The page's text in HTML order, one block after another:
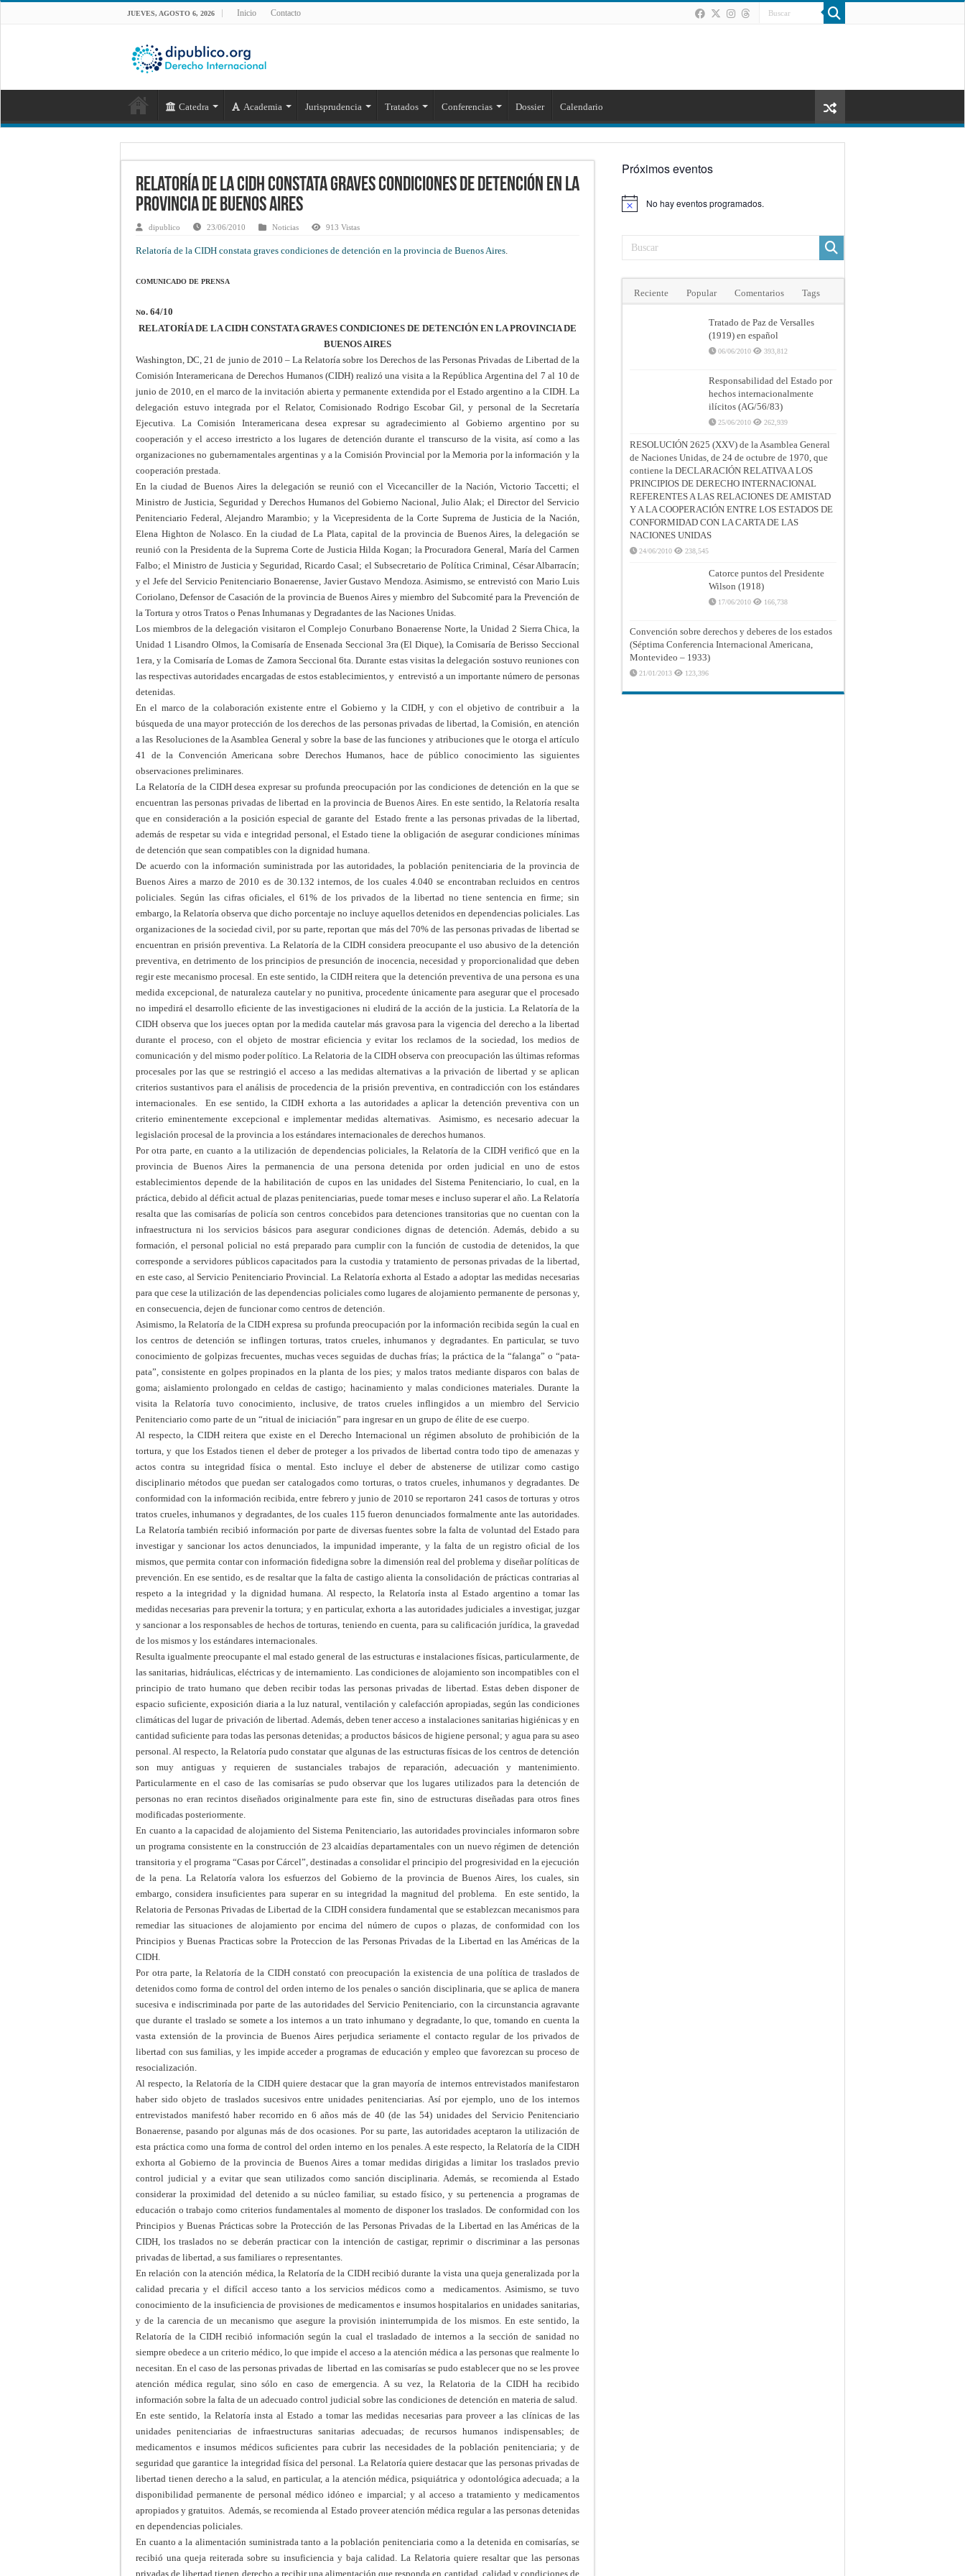
JUEVES, AGOSTO 6, 2026 Inicio Contacto
Catedra Academia Jurisprudencia Tratados Conferencias Dossier Calendario
Relatoría de la CIDH constata graves condiciones de detención en la
provincia de Buenos Aires
dipublico 23/06/2010 Noticias 913 Vistas
Relatoría de la CIDH constata graves condiciones de detención en la provincia de Buenos Aires
COMUNICADO DE PRENSA
No. 64/10
RELATORÍA DE LA CIDH CONSTATA GRAVES CONDICIONES DE DETENCIÓN EN LA PROVINCIA DE
BUENOS AIRES
Washington, DC, 21 de junio de 2010 – La Relatoría sobre los Derechos de las Personas Privadas de Libertad de la
Comisión Interamericana de Derechos Humanos (CIDH) realizó una visita a la República Argentina del 7 al 10 de
junio de 2010, en el marco de la invitación abierta y permanente extendida por el Estado argentino a la CIDH. La
delegación estuvo integrada por el Relator, Comisionado Rodrigo Escobar Gil, y personal de la Secretaría
Ejecutiva. La Comisión Interamericana desea expresar su agradecimiento al Gobierno argentino por su
cooperación y el acceso irrestricto a los lugares de detención durante el transcurso de la visita, así como a las
organizaciones no gubernamentales argentinas y a la Comisión Provincial por la Memoria por la información y la
cooperación prestada.
En la ciudad de Buenos Aires la delegación se reunió con el Vicecanciller de la Nación, Victorio Taccetti; el
Ministro de Justicia, Seguridad y Derechos Humanos del Gobierno Nacional, Julio Alak; el Director del Servicio
Penitenciario Federal, Alejandro Marambio; y la Vicepresidenta de la Corte Suprema de Justicia de la Nación,
Elena Highton de Nolasco. En la ciudad de La Plata, capital de la provincia de Buenos Aires, la delegación se
reunió con la Presidenta de la Suprema Corte de Justicia Hilda Kogan; la Procuradora General, María del Carmen
Falbo; el Ministro de Justicia y Seguridad, Ricardo Casal; el Subsecretario de Política Criminal, César Albarracín;
y el Jefe del Servicio Penitenciario Bonaerense, Javier Gustavo Mendoza. Asimismo, se entrevistó con Mario Luis
Coriolano, Defensor de Casación de la provincia de Buenos Aires y miembro del Subcomité para la Prevención de
la Tortura y otros Tratos o Penas Inhumanas y Degradantes de las Naciones Unidas.
Los miembros de la delegación visitaron el Complejo Conurbano Bonaerense Norte, la Unidad 2 Sierra Chica, la
Unidad 1 Lisandro Olmos, la Comisaría de Ensenada Seccional 3ra (El Dique), la Comisaría de Berisso Seccional
1era, y la Comisaría de Lomas de Zamora Seccional 6ta. Durante estas visitas la delegación sostuvo reuniones con
las respectivas autoridades encargadas de estos establecimientos, y entrevistó a un importante número de personas
detenidas.
En el marco de la colaboración existente entre el Gobierno y la CIDH, y con el objetivo de contribuir a la
búsqueda de una mayor protección de los derechos de las personas privadas de libertad, la Comisión, en atención
a las Resoluciones de la Asamblea General y sobre la base de las funciones y atribuciones que le otorga el artículo
41 de la Convención Americana sobre Derechos Humanos, hace de público conocimiento las siguientes
observaciones preliminares.
La Relatoría de la CIDH desea expresar su profunda preocupación por las condiciones de detención en la que se
encuentran las personas privadas de libertad en la provincia de Buenos Aires. En este sentido, la Relatoría resalta
que en consideración a la posición especial de garante del Estado frente a las personas privadas de la libertad,
además de respetar su vida e integridad personal, el Estado tiene la obligación de asegurar condiciones mínimas
de detención que sean compatibles con la dignidad humana.
De acuerdo con la información suministrada por las autoridades, la población penitenciaria de la provincia de
Buenos Aires a marzo de 2010 es de 30.132 internos, de los cuales 4.040 se encontraban recluidos en centros
policiales. Según las cifras oficiales, el 61% de los privados de la libertad no tiene sentencia en firme; sin
embargo, la Relatoría observa que dicho porcentaje no incluye aquellos detenidos en dependencias policiales. Las
organizaciones de la sociedad civil, por su parte, reportan que más del 70% de las personas privadas de libertad se
encuentran en prisión preventiva. La Relatoría de la CIDH considera preocupante el uso abusivo de la detención
preventiva, en detrimento de los principios de presunción de inocencia, necesidad y proporcionalidad que deben
regir este mecanismo procesal. En este sentido, la CIDH reitera que la detención preventiva de una persona es una
medida excepcional, de naturaleza cautelar y no punitiva, procedente únicamente para asegurar que el procesado
no impedirá el desarrollo eficiente de las investigaciones ni eludirá de la acción de la justicia. La Relatoría de la
CIDH observa que los jueces optan por la medida cautelar más gravosa para la vigencia del derecho a la libertad
durante el proceso, con el objeto de mostrar eficiencia y evitar los reclamos de la sociedad, los medios de
comunicación y del mismo poder político. La Relatoria de la CIDH observa con preocupación las últimas reformas
procesales por las que se restringió el acceso a las medidas alternativas a la privación de libertad y se aplican
criterios sustantivos para el análisis de procedencia de la prisión preventiva, en contradicción con los estándares
internacionales. En ese sentido, la CIDH exhorta a las autoridades a aplicar la detención preventiva con un
criterio eminentemente excepcional e implementar medidas alternativas. Asimismo, es necesario adecuar la
legislación procesal de la provincia a los estándares internacionales de derechos humanos.
Por otra parte, en cuanto a la utilización de dependencias policiales, la Relatoría de la CIDH verificó que en la
provincia de Buenos Aires la permanencia de una persona detenida por orden judicial en uno de estos
establecimientos depende de la habilitación de cupos en las unidades del Sistema Penitenciario, lo cual, en la
práctica, debido al déficit actual de plazas penitenciarias, puede tomar meses e incluso superar el año. La Relatoría
resalta que las comisarías de policía son centros concebidos para detenciones transitorias que no cuentan con la
infraestructura ni los servicios básicos para asegurar condiciones dignas de detención. Además, debido a su
formación, el personal policial no está preparado para cumplir con la función de custodia de detenidos, la que
corresponde a servidores públicos capacitados para la custodia y tratamiento de personas privadas de la libertad,
en este caso, al Servicio Penitenciario Provincial. La Relatoría exhorta al Estado a adoptar las medidas necesarias
para que cese la utilización de las dependencias policiales como lugares de alojamiento permanente de personas y,
en consecuencia, dejen de funcionar como centros de detención.
Asimismo, la Relatoría de la CIDH expresa su profunda preocupación por la información recibida según la cual en
los centros de detención se inflingen torturas, tratos crueles, inhumanos y degradantes. En particular, se tuvo
conocimiento de golpizas frecuentes, muchas veces seguidas de duchas frías; la práctica de la “falanga” o “pata-
pata”, consistente en golpes propinados en la planta de los pies; y malos tratos mediante disparos con balas de
goma; aislamiento prolongado en celdas de castigo; hacinamiento y malas condiciones materiales. Durante la
visita la Relatoría tuvo conocimiento, inclusive, de tratos crueles inflingidos a un miembro del Servicio
Penitenciario como parte de un “ritual de iniciación” para ingresar en un grupo de élite de ese cuerpo.
Al respecto, la CIDH reitera que existe en el Derecho Internacional un régimen absoluto de prohibición de la
tortura, y que los Estados tienen el deber de proteger a los privados de libertad contra todo tipo de amenazas y
actos contra su integridad física o mental. Esto incluye el deber de abstenerse de utilizar como castigo
disciplinario métodos que puedan ser catalogados como torturas, o tratos crueles, inhumanos y degradantes. De
conformidad con la información recibida, entre febrero y junio de 2010 se reportaron 241 casos de torturas y otros
tratos crueles, inhumanos y degradantes, de los cuales 115 fueron denunciados formalmente ante las autoridades.
La Relatoría también recibió información por parte de diversas fuentes sobre la falta de voluntad del Estado para
investigar y sancionar los actos denunciados, la impunidad imperante, y la falta de un registro oficial de los
mismos, que permita contar con información fidedigna sobre la dimensión real del problema y diseñar políticas de
prevención. En ese sentido, es de resaltarque la falta de castigo alienta la consolidación de prácticas contrarias al
respeto a la integridad y la dignidad humana. Al respecto, la Relatoría insta al Estado argentino a tomar las
medidas necesarias para prevenir la tortura; y en particular, exhorta a las autoridades judiciales a investigar, juzgar
y sancionar a los responsables de hechos de torturas, teniendo en cuenta, para su calificación jurídica, la gravedad
de los mismos y los estándares internacionales.
Resulta igualmente preocupante el mal estado general de las estructuras e instalaciones físicas, particularmente, de
las sanitarias, hidráulicas, eléctricas y de internamiento. Las condiciones de alojamiento son incompatibles con el
principio de trato humano que deben recibir todas las personas privadas de libertad. Estas deben disponer de
espacio suficiente, exposición diaria a la luz natural, ventilación y calefacción apropiadas, según las condiciones
climáticas del lugar de privación de libertad. Además, deben tener acceso a instalaciones sanitarias higiénicas y en
cantidad suficiente para todas las personas detenidas; a productos básicos de higiene personal; y agua para su aseo
personal. Al respecto, la Relatoría pudo constatar que algunas de las estructuras físicas de los centros de detención
son muy antiguas y requieren de sustanciales trabajos de reparación, adecuación y mantenimiento.
Particularmente en el caso de las comisarías se pudo observar que los lugares utilizados para la detención de
personas no eran recintos diseñados originalmente para este fin, sino de estructuras diseñadas para otros fines
modificadas posteriormente.
En cuanto a la capacidad de alojamiento del Sistema Penitenciario, las autoridades provinciales informaron sobre
un programa consistente en la construcción de 23 alcaidías departamentales con un nuevo régimen de detención
transitoria y el programa “Casas por Cárcel”, destinadas a consolidar el principio del progresividad en la ejecución
de la pena. La Relatoría valora los esfuerzos del Gobierno de la provincia de Buenos Aires, los cuales, sin
embargo, considera insuficientes para superar en su integridad la magnitud del problema. En este sentido, la
Relatoria de Personas Privadas de Libertad de la CIDH considera fundamental que se establezcan mecanismos para
remediar las situaciones de alojamiento por encima del número de cupos o plazas, de conformidad con los
Principios y Buenas Practicas sobre la Proteccion de las Personas Privadas de la Libertad en las Américas de la
CIDH.
Por otra parte , la Relatoría de la CIDH constató con preocupación la existencia de una política de traslados de
detenidos como forma de control del orden interno de los penales o sanción disciplinaria, que se aplica de manera
sucesiva e indiscriminada por parte de las autoridades del Servicio Penitenciario, con la circunstancia agravante
que durante el traslado se somete a los internos a un trato inhumano y degradante, lo que, tomando en cuenta la
vasta extensión de la provincia de Buenos Aires perjudica seriamente el contacto regular de los privados de
libertad con sus familias, y les impide acceder a programas de educación y empleo que favorezcan su proceso de
resocialización.
Al respecto, la Relatoría de la CIDH quiere destacar que la gran mayoría de internos entrevistados manifestaron
haber sido objeto de traslados sucesivos entre unidades penitenciarias. Así por ejemplo, uno de los internos
entrevistados manifestó haber recorrido en 6 años más de 40 (de las 54) unidades del Servicio Penitenciario
Bonaerense, pasando por algunas más de dos ocasiones. Por su parte, las autoridades aceptaron la utilización de
esta práctica como una forma de control del orden interno en los penales. A este respecto, la Relatoría de la CIDH
exhorta al Gobierno de la provincia de Buenos Aires a tomar medidas dirigidas a limitar los traslados previo
control judicial y a evitar que sean utilizados como sanción disciplinaria. Además, se recomienda al Estado
considerar la proximidad del detenido a su núcleo familiar, su estado físico, y su pertenencia a programas de
educación o trabajo como criterios fundamentales al momento de disponer los traslados. De conformidad con los
Principios y Buenas Prácticas sobre la Protección de las Personas Privadas de la Libertad en las Américas de la
CIDH, los traslados no se deberán practicar con la intención de castigar, reprimir o discriminar a las personas
privadas de libertad, a sus familiares o representantes.
En relación con la atención médica, la Relatoría de la CIDH recibió durante la vista una queja generalizada por la
calidad precaria y el difícil acceso tanto a los servicios médicos como a medicamentos. Asimismo, se tuvo
conocimiento de la insuficiencia de provisiones de medicamentos e insumos hospitalarios en unidades sanitarias,
y de la carencia de un mecanismo que asegure la provisión ininterrumpida de los mismos.En este sentido, la
Relatoría de la CIDH recibió información según la cual el trasladado de internos a la sección de sanidad no
siempre obedece a un criterio médico, lo que impide el acceso a la atención médica a las personas que realmente lo
necesitan. En el caso de las personas privadas de libertad en las comisarías se pudo establecer que no se les provee
atención médica regular, sino sólo en caso de emergencia. A su vez, la Relatoria de la CIDH ha recibido
información sobre la falta de un adecuado control judicial sobre las condiciones de detención en materia de salud.
En este sentido, la Relatoría insta al Estado a tomar las medidas necesarias para proveer a las clínicas de las
unidades penitenciarias de infraestructuras sanitarias adecuadas; de recursos humanos indispensables; de
medicamentos e insumos médicos suficientes para cubrir las necesidades de la población penitenciaria; y de
seguridad que garantice la integridad física del personal. La Relatoría quiere destacar que las personas privadas de
libertad tienen derecho a la salud, en particular, a la atención médica, psiquiátrica y odontológica adecuada; a la
disponibilidad permanente de personal médico idóneo e imparcial; y al acceso a tratamiento y medicamentos
apropiados y gratuitos. Además, se recomienda al Estado proveer atención médica regular a las personas detenidas
en dependencias policiales.
En cuanto a la alimentación suministrada tanto a la población penitenciaria como a la detenida en comisarías, se
recibió una queja reiterada sobre su insuficiencia y baja calidad. La Relatoria quiere resaltar que las personas
privadas de libertad tienen derecho a recibir una alimentación que responda en cantidad, calidad y condiciones de
Próximos eventos
Aviso No hay eventos programados.
Reciente Popular Comentarios Tags
Tratado de Paz de Versalles
(1919) en español
06/06/2010 393,812
Responsabilidad del Estado por
hechos internacionalmente
ilícitos (AG/56/83)
25/06/2010 262,939
RESOLUCIÓN 2625 (XXV) de la Asamblea General
de Naciones Unidas, de 24 de octubre de 1970, que
contiene la DECLARACIÓN RELATIVA A LOS
PRINCIPIOS DE DERECHO INTERNACIONAL
REFERENTES A LAS RELACIONES DE AMISTAD
Y A LA COOPERACIÓN ENTRE LOS ESTADOS DE
CONFORMIDAD CON LA CARTA DE LAS
NACIONES UNIDAS
24/06/2010 238,545
Catorce puntos del Presidente
Wilson (1918)
17/06/2010 166,738
Convención sobre derechos y deberes de los estados
(Séptima Conferencia Internacional Americana,
Montevideo – 1933)
21/01/2013 123,396